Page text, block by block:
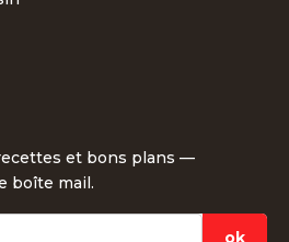
et bons plans —
boîte mail.